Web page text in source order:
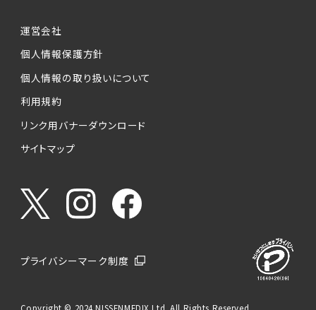
運営会社
個人情報保護方針
個人情報の取り扱いについて
利用規約
リンク用バナーダウンロード
サイトマップ
プライバシーマーク制度